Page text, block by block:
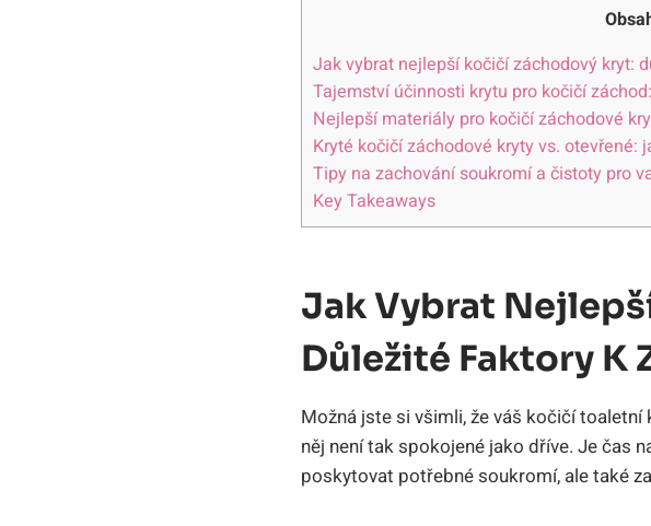
Jak vybrat nejlepší kočičí záchodový kryt:
Tajemství účinnosti krytu pro kočičí
Nejlepší materiály pro kočičí záchodové
Kryté kočičí záchodové kryty vs. otevřené:
Tipy na zachování soukromí a čistoty pro
Key Takeaways
Jak Vybrat
Důležité Faktory K
Možná jste si všimli, že váš kočičí
něj není tak spokojené jako dříve. Je čas
poskytovat potřebné soukromí, ale také